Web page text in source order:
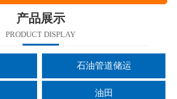
产品展示
PRODUCT DISPLAY
石油管道储运
油田